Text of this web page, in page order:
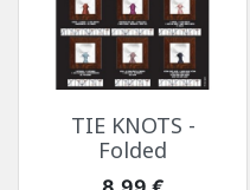
TIE KNOTS -
Folded
Pris